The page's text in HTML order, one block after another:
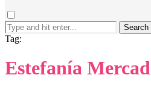
Search
Tag:
Estefanía Mercad